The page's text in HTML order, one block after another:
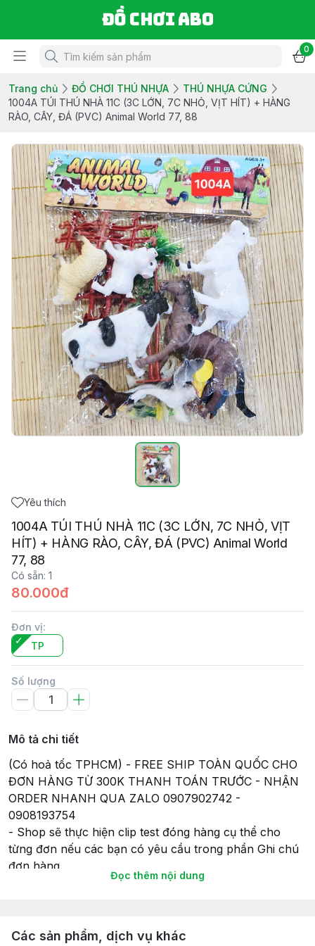
Đồ chơi ABO
0
Trang chủ ĐỒ CHƠI THÚ NHỰA
THÚ NHỰA CỨNG
1004A TÚI THÚ NHÀ 11C (3C LỚN, 7C NHỎ, VỊT HÍT) + HÀNG
RÀO, CÂY, ĐÁ (PVC) Animal World 77, 88
Yêu thích
1004A TÚI THÚ NHÀ 11C (3C LỚN, 7C NHỎ, VỊT
HÍT) + HÀNG RÀO, CÂY, ĐÁ (PVC) Animal World
77, 88
Có sẵn: 1
80.000đ
Đơn vị:
TP
Số lượng
Mô tả chi tiết
(Có hoả tốc TPHCM) - FREE SHIP TOÀN QUỐC CHO
ĐƠN HÀNG TỪ 300K THANH TOÁN TRƯỚC - NHẬN
ORDER NHANH QUA ZALO 0907902742 -
0908193754
- Shop sẽ thực hiện clip test đóng hàng cụ thể cho
từng đơn nếu các bạn có yêu cầu trong phần Ghi chú
đơn hàng.
- Tất cả các sản phẩm gửi đi, Shop sẽ lắp đầy đủ pin
món đồ chơi khi gửi hàng giao cho Khách hàng của
Đọc thêm nội dung
Các sản phẩm, dịch vụ khác